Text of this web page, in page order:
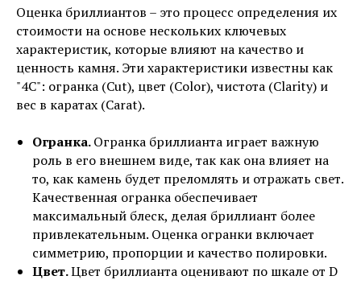
Оценка производится в присутствии
клиента и занимает несколько минут
Производится определение параметров
изделия, осмотр на наличие повреждений.
Определение стоимости камней
Устанавливается вес, характеристики и цена
драгоценных вставок.
Определение дополнительной
Устанавливается ценность изделия,
рыночная стоимость и ликвидность
Оформление акта оценки
В завершение составляется акт,
определяется цена выкупа
Оценка бриллиантов – это процесс определения их
стоимости на основе нескольких ключевых
характеристик, которые влияют на качество и
ценность камня. Эти характеристики известны как
"4С": огранка (Cut), цвет (Color), чистота (Clarity) и
вес в каратах (Carat).
Огранка.Огранка бриллианта играет важную
роль в его внешнем виде, так как она влияет на
то, как камень будет преломлять и отражать свет.
Качественная огранка обеспечивает
максимальный блеск, делая бриллиант более
привлекательным. Оценка огранки включает
симметрию, пропорции и качество полировки.
Цвет.Цвет бриллианта оценивают по шкале от D